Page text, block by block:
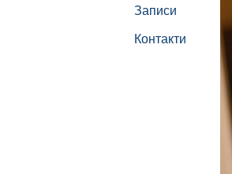
Записи
Контакти